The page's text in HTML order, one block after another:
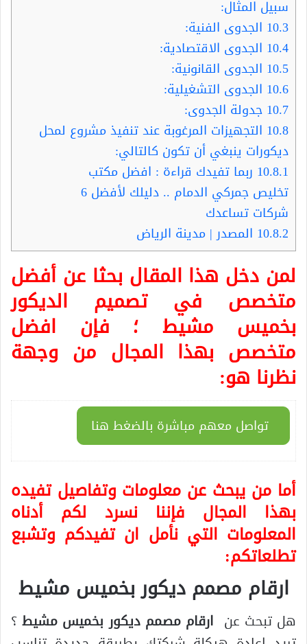
سبيل المثال:
10.3 الجدوى الفنية:
10.4 الجدوى الاقتصادية:
10.5 الجدوى القانونية:
10.6 الجدوى التشغيلية:
10.7 جدولة الجدوى:
10.8 التجهيزات المرغوبة عند تنفيذ مشروع لمحل
ديكورات ينبغي أن تكون كالتالي:
10.8.1 ربما تفيدك قراءة : افضل مكتب
تخليص جمركي الدمام .. دليلك لأفضل 6
شركات تساعدك
10.8.2 المصدر | مدينة الرياض
لمن دخل هذا المقال بحثا عن أفضل
متخصص في تصميم الديكور
بخميس مشيط ؛ فإن افضل
متخصص بهذا المجال من وجهة
نظرنا هو:
تواصل معهم مباشرة بالضغط هنا
أما من يبحث عن معلومات وتفاصيل تفيده
بهذا المجال فإننا نسرد لكم أدناه
المعلومات التي نأمل ان تفيدكم وتشبع
تطلعاتكم:
ارقام مصمم ديكور بخميس مشيط
هل تبحث عن ارقام مصمم ديكور بخميس مشيط؟